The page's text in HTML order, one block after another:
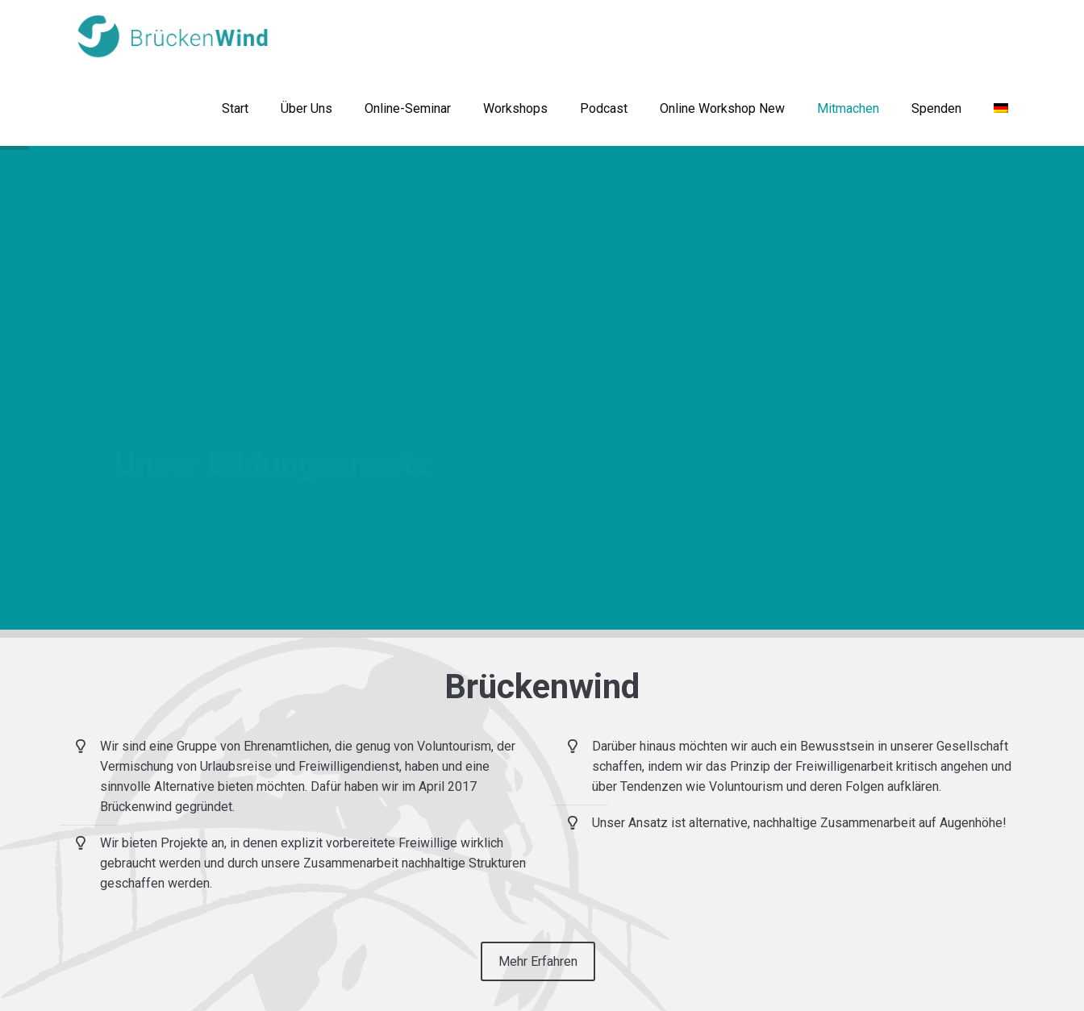
Start Über Uns Online-Seminar Workshops Podcast Online Workshop New Mitmachen Spenden
Brückenwind
Wir sind eine Gruppe von Ehrenamtlichen, die genug von Voluntourism, der
Vermischung von Urlaubsreise und Freiwilligendienst, haben und eine
sinnvolle Alternative bieten möchten. Dafür haben wir im April 2017
Brückenwind gegründet.
Wir bieten Projekte an, in denen explizit vorbereitete Freiwillige wirklich
gebraucht werden und durch unsere Zusammenarbeit nachhaltige Strukturen
geschaffen werden.
Darüber hinaus möchten wir auch ein Bewusstsein in unserer Gesellschaft
schaffen, indem wir das Prinzip der Freiwilligenarbeit kritisch angehen und
über Tendenzen wie Voluntourism und deren Folgen aufklären.
Unser Ansatz ist alternative, nachhaltige Zusammenarbeit auf Augenhöhe!
Mehr Erfahren